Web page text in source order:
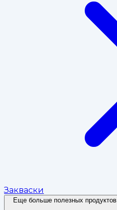
Закваски
Еще больше полезных продуктов